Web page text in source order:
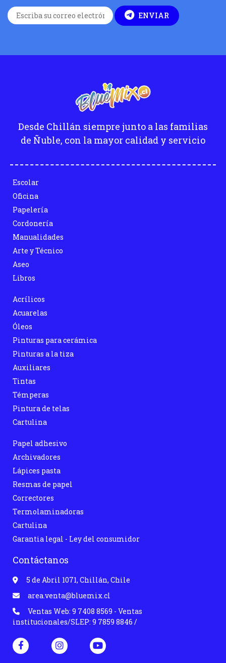
ENVIAR
Desde Chillán siempre junto a las familias
de Ñuble, con la mayor calidad y servicio
Escolar
Oficina
Papelería
Cordonería
Manualidades
Arte y Técnico
Aseo
Libros
Acrílicos
Acuarelas
Óleos
Pinturas para cerámica
Pinturas a la tiza
Auxiliares
Tintas
Témperas
Pintura de telas
Cartulina
Papel adhesivo
Archivadores
Lápices pasta
Resmas de papel
Correctores
Termolaminadoras
Cartulina
Garantia legal - Ley del consumidor
Contáctanos
5 de Abril 1071, Chillán, Chile
area.venta@bluemix.cl
Ventas Web: 9 7408 8569 - Ventas
institucionales/SLEP: 9 7859 8846 /